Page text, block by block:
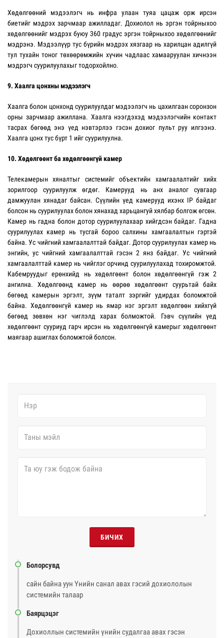
Хөдөлгөөний мэдээлэгч нь инфра улаан туяа цацаж орж ирсэн
биетийг мэдрэх зарчмаар ажилладаг. Дохиолол нь эргэн тойрныхоо
хөдөлгөөнийг мэдрэх буюу 360 градус эргэн тойрныхоо хөдөлгөөнийг
мэдрэнэ. Мэдээлүүр тус бүрийн мэдрэх хязгаар нь харилцан адилгүй
тул тухайн тоног төхөөрөмжийн хүчин чадлаас хамааруулан хичнээн
мэдрэгч суурилуулахыг тодорхойлно.
9. Хаалга цонхны мэдээлэгч
Хаалга болон цонхонд суурилуулдаг мэдээлэгч нь цахилгаан соронзон
орны зарчмаар ажиллана. Хаалга нээгдэхэд мэдээлэгчийн контакт
тасрах бөгөөд энэ үед нэвтэрлээ гэсэн дохиог пульт руу илгээнэ.
Хаалга цонх тус бүрт 1 ийг суурилуулна.
10. Хөдөлгөөнт ба хөдөлгөөнгүй камер
Телекамерын хяналтыг системийг объектийн хамгаалалтийг хийх
зорилгоор суурилуулж өгдөг. Камерууд нь анх аналог сувгаар
дамжуулан хянадаг байсан. Сүүлийн үед камерууд ихэнх IP байдаг
болсон нь суурилуулах болон хянахад харьцангуй хялбар болгож өгсөн.
Камер нь гадна болон дотор суурилуулахаар хийгдсэн байдаг. Гадна
суурилуулах камер нь тусгай бороо салхины хамгаалалтын гэртэй
байна. Ус чийгний хамгаалалттай байдаг. Дотор суурилуулах камер нь
энгийн, ус чийгний хамгаалалттай гэсэн 2 янз байдаг. Ус чийгний
хамгаалалттай камер нь чийглэг орчинд суурилуулахад тохиромжтой.
Кабемруудыг ерөнхийд нь хөдөлгөөнт болон хөдөлгөөнгүй гэж 2
ангилна. Хөдөлгөөнд камер нь өөрөө хөдөлгөөнт суурьтай байх
бөгөөд камерын эргэлт, зүүм таталт зэргийг удирдах боломжтой
байна. Хөдөлгөөнгүй камер нь ямар нэг эргэлт хөдөлгөөн хийхгүй
бөгөөд зөвхөн нэг чиглэлд харах болможтой. Гэвч сүүлийн үед
хөдөлгөөнт сууриуд гарч ирсэн нь хөдөлгөөнгүй камерыг хөдөлгөөнт
маягаар ашиглах боломжтой болсон.
БИЧИХ
Болорсувд
сайн байна уун Үнийн санал авах гэсий дохиололын
системийн талаар
Баярцэцэг
Дохиоллын системийн үнийн судалгаа авах гэсэн